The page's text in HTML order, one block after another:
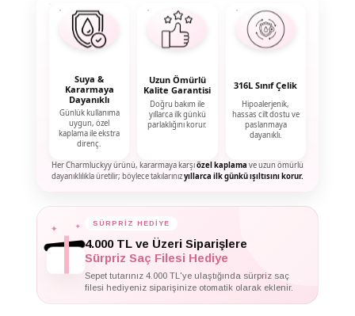
Suya &
Kararmaya
Dayanıklı
Günlük kullanıma
uygun, özel
kaplama ile ekstra
direnç.
Uzun Ömürlü
Kalite Garantisi
Doğru bakım ile
yıllarca ilk günkü
parlaklığını korur.
316L Sınıf Çelik
Hipoalerjenik,
hassas cilt dostu ve
paslanmaya
dayanıklı.
Her Charmluckyy ürünü, kararmaya karşıözel kaplama ve uzun ömürlü
dayanıklılıkla üretilir; böylece takılarınızyıllarca ilk günkü ışıltısını korur.
✦ SÜRPRİZ HEDİYE
4.000 TL ve Üzeri Siparişlere
Sürpriz Saç Filesi Hediye
Sepet tutarınız 4.000 TL'ye ulaştığında sürpriz saç
filesi hediyeniz siparişinize otomatik olarak eklenir.